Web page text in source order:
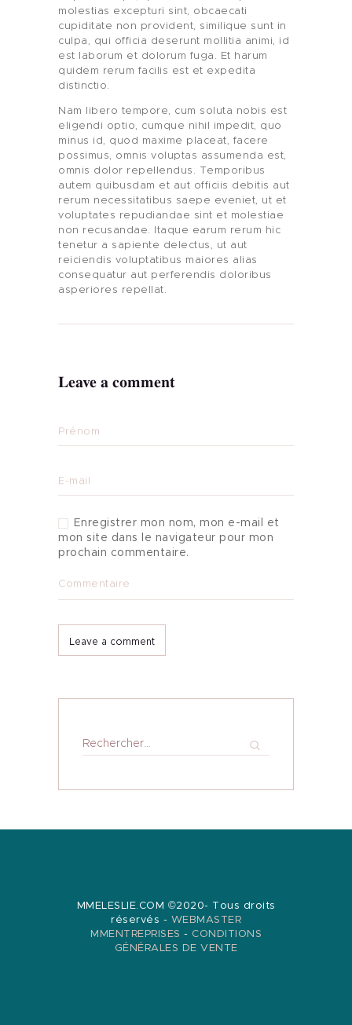
ML CONSULTING
ACCOMPAGNEMENT
BOUTIQUE
AUDITS
BRANDING
molestias excepturi sint, obcaecati
cupiditate non provident, similique sunt in
culpa, qui officia deserunt mollitia animi, id
est laborum et dolorum fuga. Et harum
quidem rerum facilis est et expedita
distinctio.
Nam libero tempore, cum soluta nobis est
eligendi optio, cumque nihil impedit, quo
minus id, quod maxime placeat, facere
possimus, omnis voluptas assumenda est,
omnis dolor repellendus. Temporibus
autem quibusdam et aut officiis debitis aut
rerum necessitatibus saepe eveniet, ut et
voluptates repudiandae sint et molestiae
non recusandae. Itaque earum rerum hic
tenetur a sapiente delectus, ut aut
reiciendis voluptatibus maiores alias
consequatur aut perferendis doloribus
asperiores repellat.
Leave a comment
Prénom
E-mail
Enregistrer mon nom, mon e-mail et
mon site dans le navigateur pour mon
prochain commentaire.
Commentaire
Rechercher :
MMELESLIE.COM ©2020- Tous droits
réservés - WEBMASTER
MMENTREPRISES - CONDITIONS
GÉNÉRALES DE VENTE